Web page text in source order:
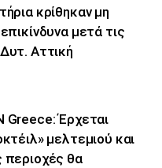
κρίθηκαν μη
μετά τις
Αττική
Greece: Έρχεται
μελτεμιού και
περιοχές θα